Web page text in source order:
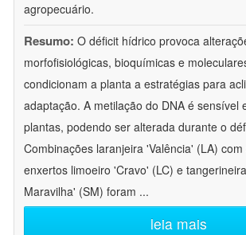
agropecuário.
Resumo: O déficit hídrico provoca
morfofisiológicas, bioquímicas e
condicionam a planta a estratégias para
adaptação. A metilação do DNA é sensível
plantas, podendo ser alterada durante o
Combinações laranjeira 'Valência' (LA)
enxertos limoeiro 'Cravo' (LC) e
Maravilha' (SM) foram ...
leia mais